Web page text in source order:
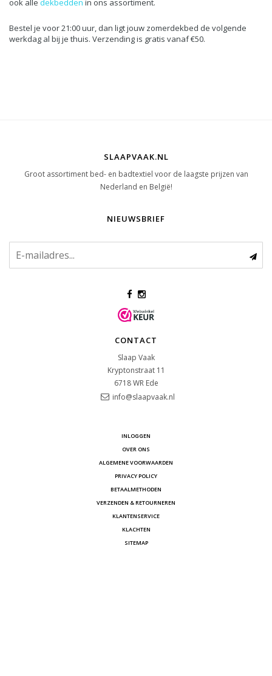
ook alle dekbedden in ons assortiment.
Bestel je voor 21:00 uur, dan ligt jouw zomerdekbed de volgende
werkdag al bij je thuis. Verzending is gratis vanaf €50.
SLAAPVAAK.NL
Groot assortiment bed- en badtextiel voor de laagste prijzen van
Nederland en België!
NIEUWSBRIEF
CONTACT
Slaap Vaak
Kryptonstraat 11
6718 WR Ede
info@slaapvaak.nl
INLOGGEN
OVER ONS
ALGEMENE VOORWAARDEN
PRIVACY POLICY
BETAALMETHODEN
VERZENDEN & RETOURNEREN
KLANTENSERVICE
KLACHTEN
SITEMAP